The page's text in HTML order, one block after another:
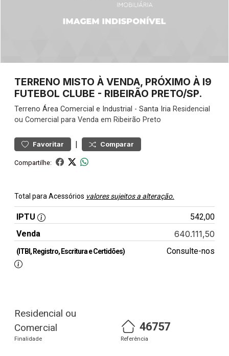
TERRENO MISTO À VENDA, PRÓXIMO À I9
FUTEBOL CLUBE - RIBEIRÃO PRETO/SP.
Terreno Área Comercial e Industrial - Santa Iria Residencial
ou Comercial para Venda em Ribeirão Preto
Favoritar | Comparar
Compartilhe:
Total para Acessórios valores sujeitos a alteração.
IPTU
542,00
Venda
640.111,50
(ITBI, Registro, Escritura e Certidões) Consulte-nos
Residencial ou
Comercial
Finalidade
46757
Referência